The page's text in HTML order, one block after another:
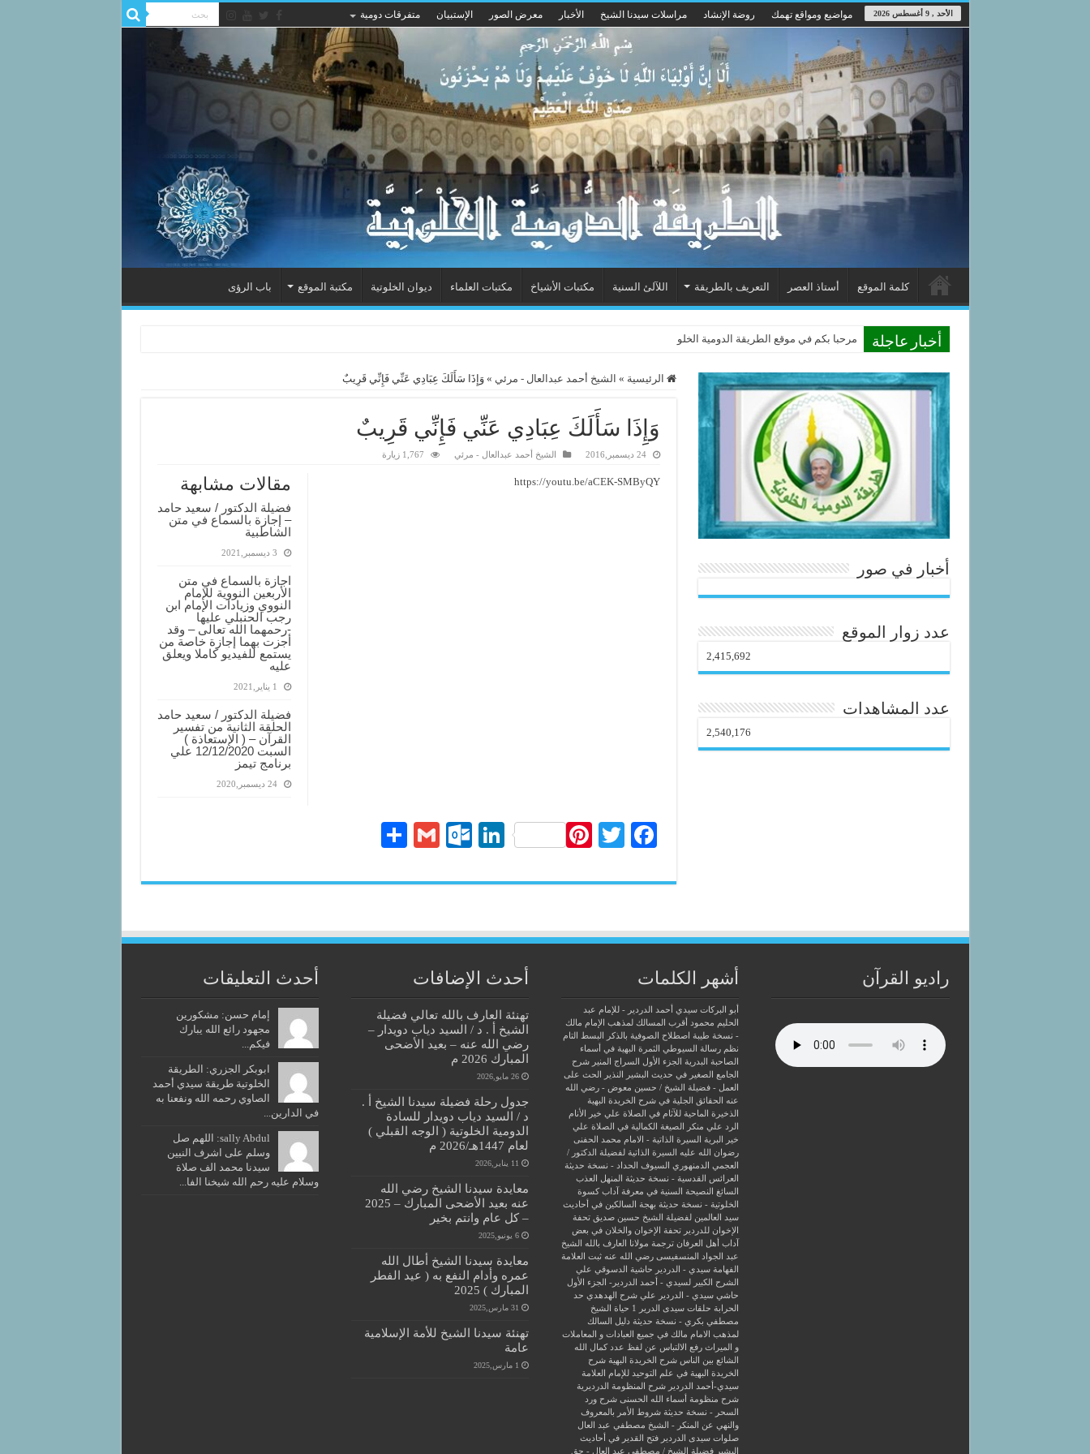
الأحد , 9 أغسطس 2026 مواضيع ومواقع تهمك روضة الإنشاد مراسلات سيدنا الشيخ الأخبار معرض الصور الإستبيان متفرقات دومية
كلمة الموقع أستاذ العصر التعريف بالطريقة اللآلئ السنية مكتبات الأشياخ مكتبات العلماء ديوان الخلوتية مكتبة الموقع باب الرؤى
أخبار عاجلة مرحبا بكم في موقع الطريقة الدومية الخلوتية بشكله الجديد
الرئيسية » الشيخ أحمد عبدالعال - مرئي » وَإِذَا سَأَلَكَ عِبَادِي عَنِّي فَإِنِّي قَرِيبٌ
وَإِذَا سَأَلَكَ عِبَادِي عَنِّي فَإِنِّي قَرِيبٌ
24 ديسمبر,2016 الشيخ أحمد عبدالعال - مرئي 1,767 زيارة
مقالات مشابهة
فضيلة الدكتور / سعيد حامد
– إجازة بالسماع في متن
الشاطبية
3 ديسمبر,2021
اجازة بالسماع في متن
الأربعين النووية للإمام
النووي وزيادات الإمام ابن
رجب الحنبلي عليها
-رحمهما الله تعالى – وقد
أجزت بهما إجازة خاصة من
يستمع للفيديو كاملا ويعلق
عليه
1 يناير,2021
فضيلة الدكتور / سعيد حامد
الحلقة الثانية من تفسير
القرآن – ( الإستعاذة )
السبت 12/12/2020 علي
برنامج تيمز
24 ديسمبر,2020
https://youtu.be/aCEK-SMByQY
Fa
bo
T
tte
er
t
Li
ed
O
lo
.c
o
m
G
ail
re
أخبار في صور
عدد زوار الموقع
2,415,692
عدد المشاهدات
2,540,176
راديو القرآن أشهر الكلمات
أبو البركات سيدي أحمد الدردير - للإمام عبد
الحليم محمود
أقرب المسالك لمذهب الإمام مالك
- نسخة طيبة اصطلاح الصوفية بالذكر
البسط التام
نظم رسالة السيوطي
الثمرة البهية في أسماء
الصاحبة البدرية
الجزء الأول السراج المنير شرح
الجامع الصغير في حديث البشير النذير
الحث على
العمل - فضيلة الشيخ / حسين معوض - رضي الله
عنه
الحقائق الجلية في شرح الخريدة البهية
الذخيرة الماحية للآثام في الصلاة علي خير الأنام
الرد علي منكر الصيغة الكمالية في الصلاة علي
خير البرية
السيرة الذاتية - الامام محمد الحفنى
رضوان الله عليه
السيرة الذاتية لفضيلة الدكتور /
العجمي الدمنهوري
السيوف الحداد - نسخة حديثة
العرائس القدسية - نسخة حديثة
المنهل العذب
السائغ
النصيحة السنية في معرفة آداب كسوة
الخلوتية - نسخة حديثة بهجة السالكين في أحاديث
سيد العالمين لفضيلة الشيخ حسين صديق
تحفة
الإخوان للدردير تحفة الإخوان والخلان في بعض
آداب أهل العرفان ترجمة مولانا العارف بالله الشيخ
عبد الجواد المنسفيسى رضي الله عنه ثبت العلامة
الفهامة سيدي - الدردير
حاشية الدسوقي علي
الشرح الكبير لسيدي - أحمد الدردير- الجزء الأول
حاشي سيدي - الدردير علي شرح الهدهدي حد
الحرابة حلقات سيدى الدرير 1
حياة الشيخ
مصطفي بكري - نسخة حديثة دليل السالك
لمذهب الامام مالك في جميع العبادات و المعاملات
و الميراث رفع الالتباس عن لفظ عدد كمال الله
الشائع بين الناس شرح الخريدة البهية شرح
الخريدة البهية في علم التوحيد للإمام العلامة
سيدي-أحمد الدردير شرح المنظومة الدرديرية
شرح منظومة أسماء الله الحسنى شرح ورد
السحر - نسخة حديثة شروط الأمر بالمعروف
والنهي عن المنكر - الشيخ مصطفي عبد العال
صلوات سيدى الدردير فتح القدير في أحاديث
البشير فضيلة الشيخ / مصطفى عبد العال - حق
أحدث الإضافات
تهنئة العارف بالله تعالي فضيلة
الشيخ أ . د / السيد دياب دويدار –
رضي الله عنه – بعيد الأضحى
المبارك 2026 م
26 مايو,2026
جدول رحلة فضيلة سيدنا الشيخ أ .
د / السيد دياب دويدار للسادة
الدومية الخلوتية ( الوجه القبلي )
لعام 1447هـ/2026 م
11 يناير,2026
معايدة سيدنا الشيخ رضي الله
عنه بعيد الأضحى المبارك – 2025
– كل عام وانتم بخير
6 يونيو,2025
معايدة سيدنا الشيخ أطال الله
عمره وأدام النفع به ( عيد الفطر
المبارك ) 2025
31 مارس,2025
تهنئة سيدنا الشيخ للأمة الإسلامية
عامة
1 مارس,2025
أحدث التعليقات
إمام حسن: مشكورين
مجهود رائع الله يبارك
فيكم...
ابوبكر الجزري: الطريقة
الخلوتية طريقة سيدي أحمد
الصاوي رحمه الله ونفعنا به
في الدارين...
sally Abdul: اللهم صل
وسلم على اشرف النيين
سيدنا محمد الف صلاة
وسلام عليه رحم الله شيخنا الفا...